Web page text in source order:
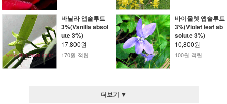
바닐라 앱솔루트
3%(Vanilla absol
ute 3%)
17,800원
170원 적립
바이올렛 앱솔루트
3%(Violet leaf ab
solute 3%)
10,800원
100원 적립
더보기 ▼